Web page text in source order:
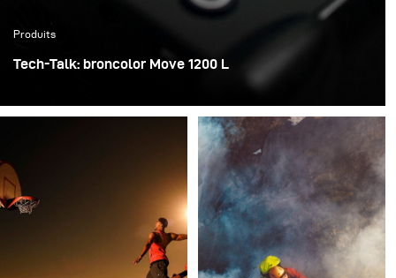
Produits
Tech-Talk: broncolor Move 1200 L
pour le futur travail avec mon propre Move 1200L, qui a
définitivement fait de moi un bien meilleur photographe.